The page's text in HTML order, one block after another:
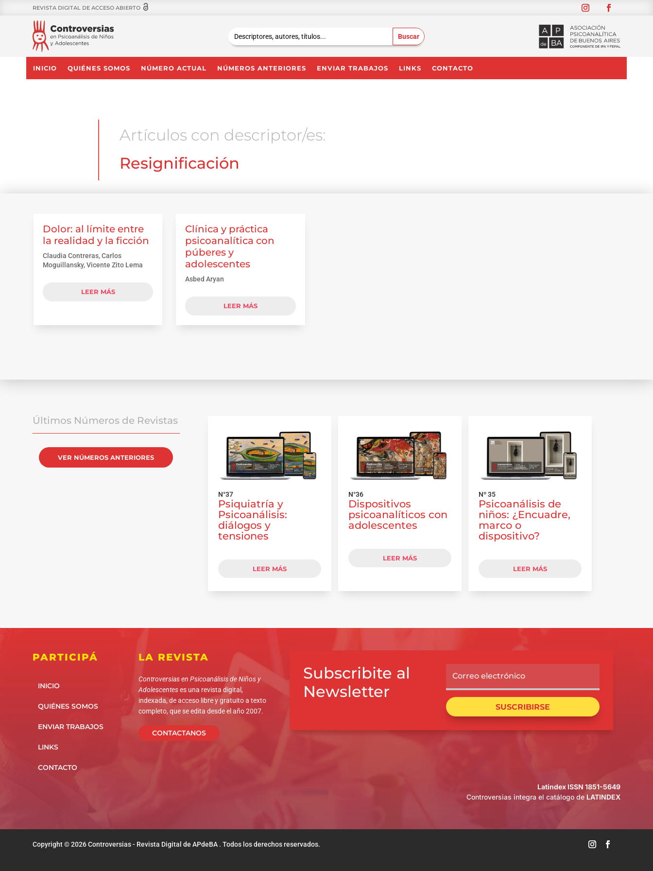
REVISTA DIGITAL DE ACCESO ABIERTO
INICIO QUIÉNES SOMOS NÚMERO ACTUAL NÚMEROS ANTERIORES ENVIAR TRABAJOS LINKS CONTACTO
Artículos con descriptor/es:
Resignificación
Dolor: al límite entre
la realidad y la ficción
Claudia Contreras, Carlos
Moguillansky, Vicente Zito Lema
LEER MÁS
Clínica y práctica
psicoanalítica con
púberes y
adolescentes
Asbed Aryan
LEER MÁS
Últimos Números de Revistas
VER NÚMEROS ANTERIORES
N°37
Psiquiatría y
Psicoanálisis:
diálogos y
tensiones
LEER MÁS
N°36
Dispositivos
psicoanalíticos con
adolescentes
LEER MÁS
Nº 35
Psicoanálisis de
niños: ¿Encuadre,
marco o
dispositivo?
LEER MÁS
PARTICIPÁ
INICIO
QUIÉNES SOMOS
ENVIAR TRABAJOS
LINKS
CONTACTO
LA REVISTA
Controversias en Psicoanálisis de Niños y
Adolescenteses una revista digital,
indexada, de acceso libre y gratuito a texto
completo, que se edita desde el año 2007.
CONTACTANOS
Subscribite al
Newsletter
SUSCRIBIRSE
Latindex ISSN 1851-5649
Controversias integra el catálogo de LATINDEX
Copyright © 2026 Controversias - Revista Digital de APdeBA . Todos los derechos reservados.